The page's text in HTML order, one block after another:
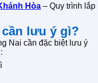
Hòa – Quy trình lắp
lưu ý gì?
Nai cần đặc biệt lưu ý